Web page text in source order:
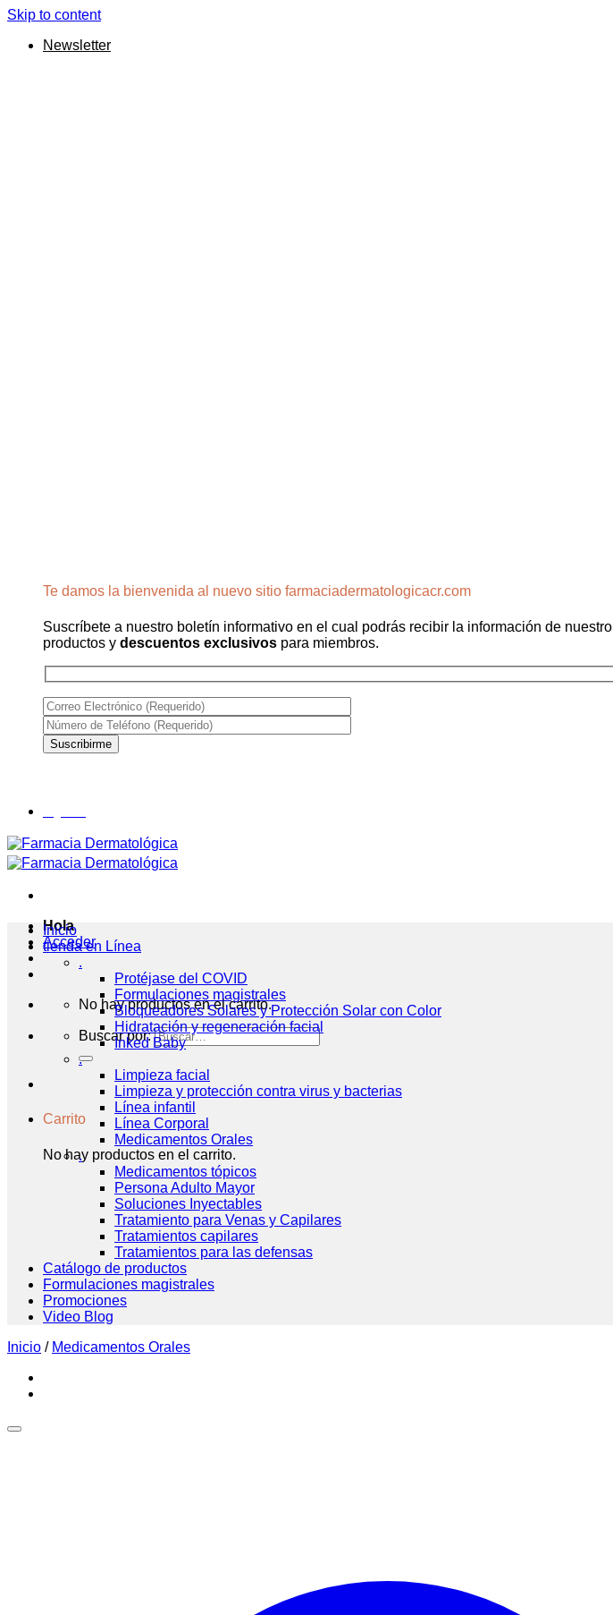
Skip to content
Newsletter
Te damos la bienvenida al nuevo sitio farmaciadermatologicacr.com
Suscríbete a nuestro boletín informativo en el cual podrás recibir la información de nuestro
productos y descuentos exclusivos para miembros.
Hola
Acceder
No hay productos en el carrito.
Buscar por:
Carrito
No hay productos en el carrito.
Inicio
tienda en Línea
.
Protéjase del COVID
Formulaciones magistrales
Bloqueadores Solares y Protección Solar con Color
Hidratación y regeneración facial
Inked Baby
.
Limpieza facial
Limpieza y protección contra virus y bacterias
Línea infantil
Línea Corporal
Medicamentos Orales
.
Medicamentos tópicos
Persona Adulto Mayor
Soluciones Inyectables
Tratamiento para Venas y Capilares
Tratamientos capilares
Tratamientos para las defensas
Catálogo de productos
Formulaciones magistrales
Promociones
Video Blog
Inicio / Medicamentos Orales